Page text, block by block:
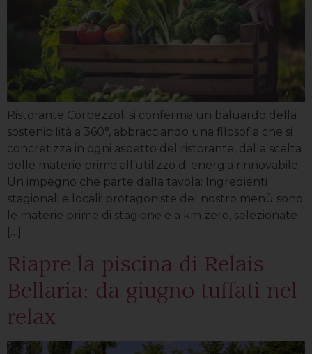
Ristorante Corbezzoli si conferma un baluardo della
sostenibilità a 360°, abbracciando una filosofia che si
concretizza in ogni aspetto del ristorante, dalla scelta
delle materie prime all’utilizzo di energia rinnovabile.
Un impegno che parte dalla tavola: Ingredienti
stagionali e locali: protagoniste del nostro menù sono
le materie prime di stagione e a km zero, selezionate
[…]
Riapre la piscina di Relais
Bellaria: da giugno tuffati nel
relax